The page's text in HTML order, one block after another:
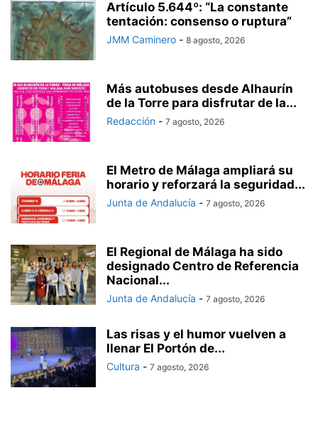
Artículo 5.644º: “La constante
tentación: consenso o ruptura”
JMM Caminero - 8 agosto, 2026
Más autobuses desde Alhaurín
de la Torre para disfrutar de la...
Redacción - 7 agosto, 2026
El Metro de Málaga ampliará su
horario y reforzará la seguridad...
Junta de Andalucía - 7 agosto, 2026
El Regional de Málaga ha sido
designado Centro de Referencia
Nacional...
Junta de Andalucía - 7 agosto, 2026
Las risas y el humor vuelven a
llenar El Portón de...
Cultura - 7 agosto, 2026